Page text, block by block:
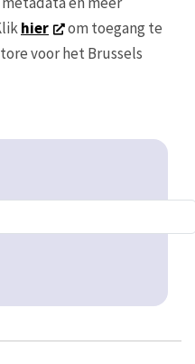
hier
om toegang te
voor het Brussels